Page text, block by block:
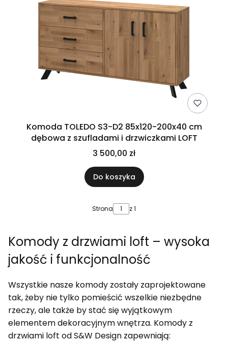
Komoda TOLEDO S3-D2 85x120-200x40 cm
dębowa z szufladami i drzwiczkami LOFT
3 500,00 zł
Do koszyka
Strona z 1
Komody z drzwiami loft – wysoka
jakość i funkcjonalność
Wszystkie nasze komody zostały zaprojektowane
tak, żeby nie tylko pomieścić wszelkie niezbędne
rzeczy, ale także by stać się wyjątkowym
elementem dekoracyjnym wnętrza. Komody z
drzwiami loft od S&W Design zapewniają: